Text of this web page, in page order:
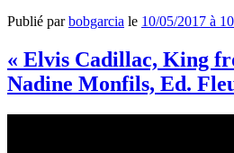
Publié parbobgarcia le 10/05/2017 à
« Elvis Cadillac, King
Nadine Monfils, Ed.